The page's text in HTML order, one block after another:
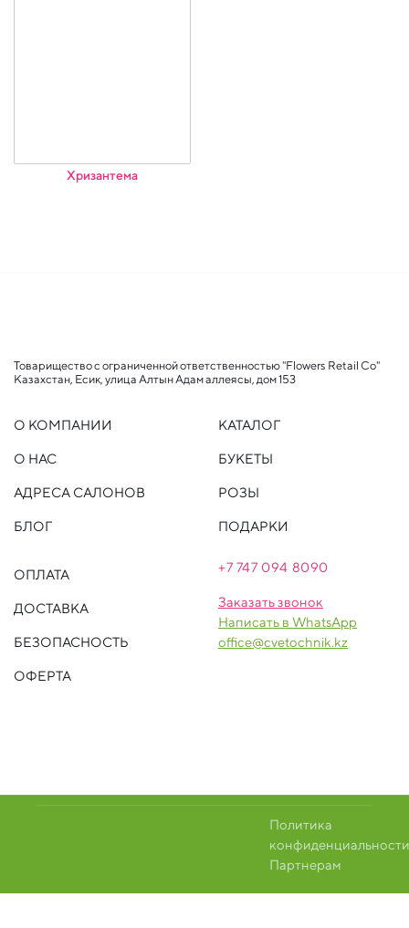
Хризантема
Товарищество с ограниченной ответственностью "Flowers Retail Co"
Казахстан, Есик, улица Алтын Адам аллеясы, дом 153
О КОМПАНИИ
О НАС
АДРЕСА САЛОНОВ
БЛОГ
КАТАЛОГ
БУКЕТЫ
РОЗЫ
ПОДАРКИ
ОПЛАТА
ДОСТАВКА
БЕЗОПАСНОСТЬ
ОФЕРТА
+7 747 094 8090
Заказать звонок
Написать в WhatsApp
office@cvetochnik.kz
Политика
Партнерам